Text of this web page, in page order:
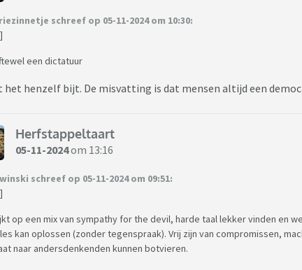
schreef op 05-11-2024 om 10:30:
een dictatuur
het henzelf bijt. De misvatting is dat mensen altijd een
Herfstappeltaart
05-11-2024om 13:16
schreef op 05-11-2024 om 09:51:
op een mix van sympathy for the devil, harde taal lekker vinden en
kan oplossen (zonder tegenspraak). Vrij zijn van compromissen,
naar andersdenkenden kunnen botvieren.